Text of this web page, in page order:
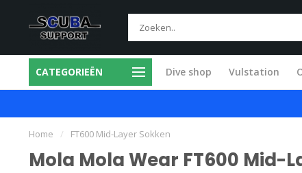
CATEGORIEËN Dive shop Vulstation
in eigen werkplaats Snel en
Home / FT600 Mid-Layer Sokken
Mola Mola Wear FT600 Mid-